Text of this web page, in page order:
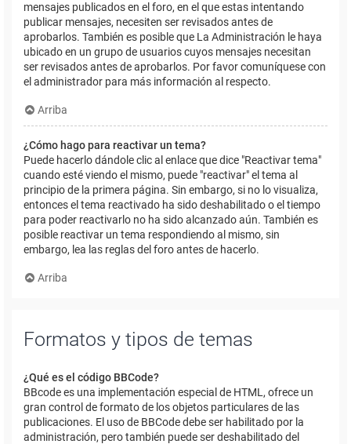
mensajes publicados en el foro, en el que estas intentando
publicar mensajes, necesiten ser revisados antes de
aprobarlos. También es posible que La Administración le haya
ubicado en un grupo de usuarios cuyos mensajes necesitan
ser revisados antes de aprobarlos. Por favor comuníquese con
el administrador para más información al respecto.
Arriba
¿Cómo hago para reactivar un tema?
Puede hacerlo dándole clic al enlace que dice "Reactivar tema"
cuando esté viendo el mismo, puede "reactivar" el tema al
principio de la primera página. Sin embargo, si no lo visualiza,
entonces el tema reactivado ha sido deshabilitado o el tiempo
para poder reactivarlo no ha sido alcanzado aún. También es
posible reactivar un tema respondiendo al mismo, sin
embargo, lea las reglas del foro antes de hacerlo.
Arriba
Formatos y tipos de temas
¿Qué es el código BBCode?
BBcode es una implementación especial de HTML, ofrece un
gran control de formato de los objetos particulares de las
publicaciones. El uso de BBCode debe ser habilitado por la
administración, pero también puede ser deshabilitado del